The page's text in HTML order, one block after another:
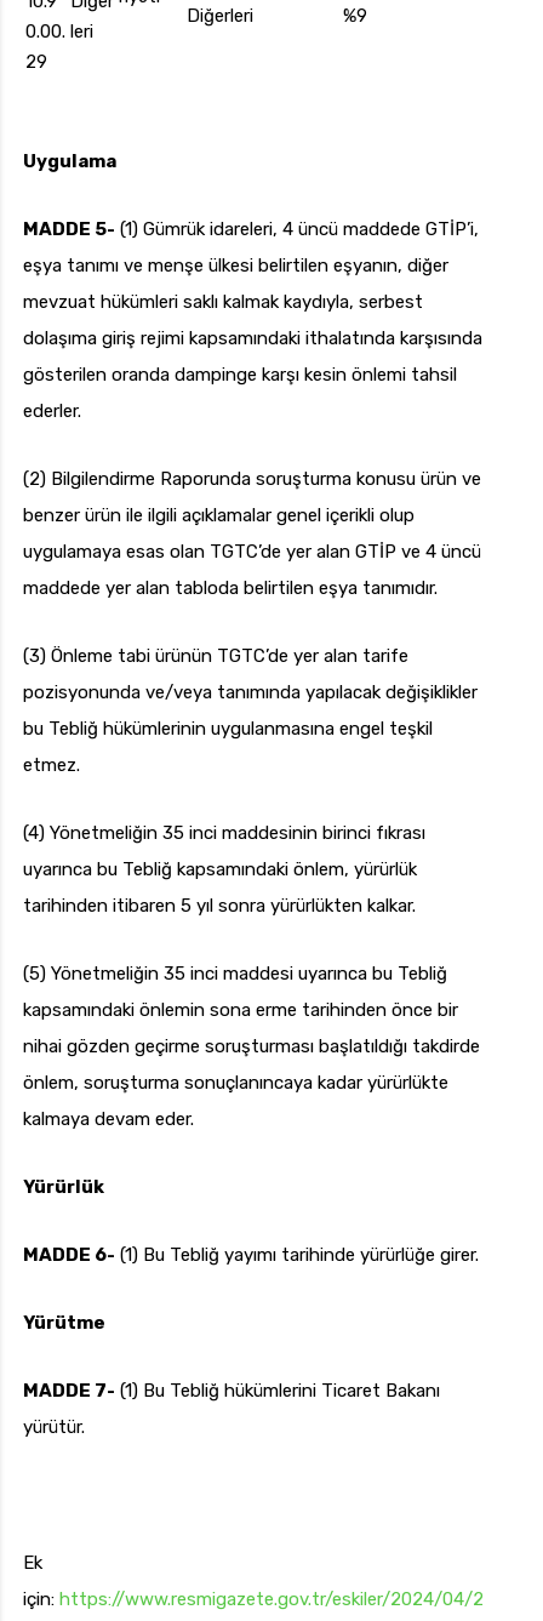
0.00.
29
leri
Diğerleri %9
Uygulama
MADDE 5- (1) Gümrük idareleri, 4 üncü maddede GTİP’i,
eşya tanımı ve menşe ülkesi belirtilen eşyanın, diğer
mevzuat hükümleri saklı kalmak kaydıyla, serbest
dolaşıma giriş rejimi kapsamındaki ithalatında karşısında
gösterilen oranda dampinge karşı kesin önlemi tahsil
ederler.
(2) Bilgilendirme Raporunda soruşturma konusu ürün ve
benzer ürün ile ilgili açıklamalar genel içerikli olup
uygulamaya esas olan TGTC’de yer alan GTİP ve 4 üncü
maddede yer alan tabloda belirtilen eşya tanımıdır.
(3) Önleme tabi ürünün TGTC’de yer alan tarife
pozisyonunda ve/veya tanımında yapılacak değişiklikler
bu Tebliğ hükümlerinin uygulanmasına engel teşkil
etmez.
(4) Yönetmeliğin 35 inci maddesinin birinci fıkrası
uyarınca bu Tebliğ kapsamındaki önlem, yürürlük
tarihinden itibaren 5 yıl sonra yürürlükten kalkar.
(5) Yönetmeliğin 35 inci maddesi uyarınca bu Tebliğ
kapsamındaki önlemin sona erme tarihinden önce bir
nihai gözden geçirme soruşturması başlatıldığı takdirde
önlem, soruşturma sonuçlanıncaya kadar yürürlükte
kalmaya devam eder.
Yürürlük
MADDE 6- (1) Bu Tebliğ yayımı tarihinde yürürlüğe girer.
Yürütme
MADDE 7- (1) Bu Tebliğ hükümlerini Ticaret Bakanı
yürütür.
Ek
için: https://www.resmigazete.gov.tr/eskiler/2024/04/2